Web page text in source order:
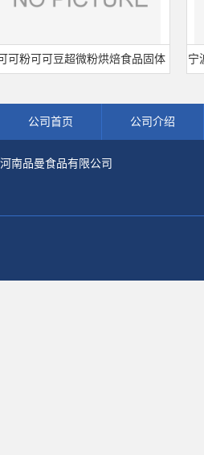
可可豆超微粉烘焙食品固体 宁波王
公司首页 公司介绍
河南品曼食品有限公司